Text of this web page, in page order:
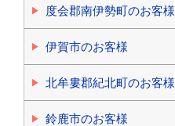
度会郡南伊勢町のお客様
伊賀市のお客様
北牟婁郡紀北町のお客様
鈴鹿市のお客様